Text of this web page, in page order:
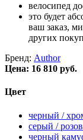
велосипед
это будет
ваш заказ,
других
Бренд: Author
Цена: 16 810 руб.
Цвет
черный /
серый /
черный